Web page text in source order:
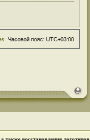
Часовой пояс: UTC+03:00